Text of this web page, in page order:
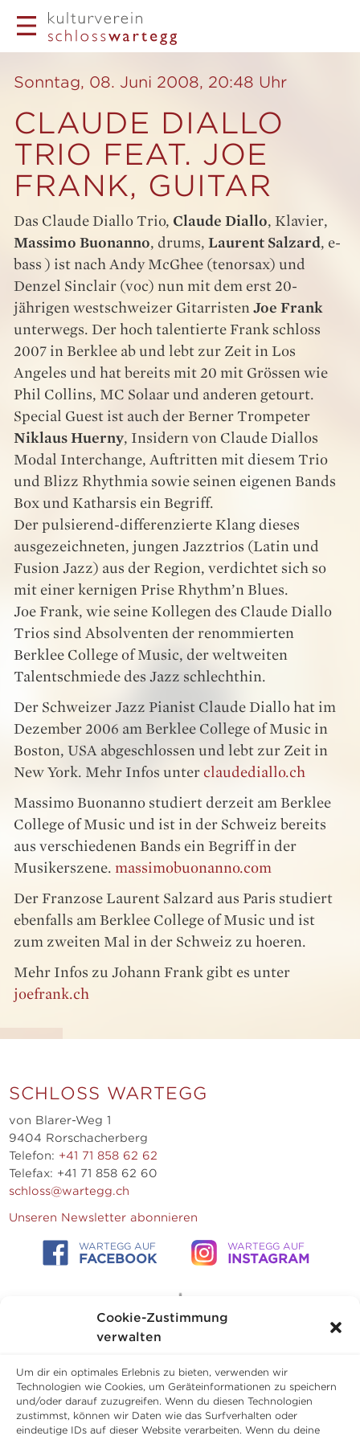
Cookie-Zustimmung
verwalten
Um dir ein optimales Erlebnis zu bieten, verwenden wir
Technologien wie Cookies, um Geräteinformationen zu speichern
und/oder darauf zuzugreifen. Wenn du diesen Technologien
zustimmst, können wir Daten wie das Surfverhalten oder
eindeutige IDs auf dieser Website verarbeiten. Wenn du deine
Sonntag, 08. Juni 2008, 20:48 Uhr
CLAUDE DIALLO
TRIO FEAT. JOE
FRANK, GUITAR
Das Claude Diallo Trio, Claude Diallo, Klavier,
Massimo Buonanno, drums, Laurent Salzard, e-
bass ) ist nach Andy McGhee (tenorsax) und
Denzel Sinclair (voc) nun mit dem erst 20-
jährigen westschweizer Gitarristen Joe Frank
unterwegs. Der hoch talentierte Frank schloss
2007 in Berklee ab und lebt zur Zeit in Los
Angeles und hat bereits mit 20 mit Grössen wie
Phil Collins, MC Solaar und anderen getourt.
Special Guest ist auch der Berner Trompeter
Niklaus Huerny, Insidern von Claude Diallos
Modal Interchange, Auftritten mit diesem Trio
und Blizz Rhythmia sowie seinen eigenen Bands
Box und Katharsis ein Begriff.
Der pulsierend-differenzierte Klang dieses
ausgezeichneten, jungen Jazztrios (Latin und
Fusion Jazz) aus der Region, verdichtet sich so
mit einer kernigen Prise Rhythm’n Blues.
Joe Frank, wie seine Kollegen des Claude Diallo
Trios sind Absolventen der renommierten
Berklee College of Music, der weltweiten
Talentschmiede des Jazz schlechthin.
Der Schweizer Jazz Pianist Claude Diallo hat im
Dezember 2006 am Berklee College of Music in
Boston, USA abgeschlossen und lebt zur Zeit in
New York. Mehr Infos unter claudediallo.ch
Massimo Buonanno studiert derzeit am Berklee
College of Music und ist in der Schweiz bereits
aus verschiedenen Bands ein Begriff in der
Musikerszene. massimobuonanno.com
Der Franzose Laurent Salzard aus Paris studiert
ebenfalls am Berklee College of Music und ist
zum zweiten Mal in der Schweiz zu hoeren.
Mehr Infos zu Johann Frank gibt es unter
joefrank.ch
SCHLOSS WARTEGG
von Blarer-Weg 1
9404 Rorschacherberg
Telefon: +41 71 858 62 62
Telefax: +41 71 858 62 60
schloss@wartegg.ch
Unseren Newsletter abonnieren
WARTEGG AUF
FACEBOOK
WARTEGG AUF
INSTAGRAM